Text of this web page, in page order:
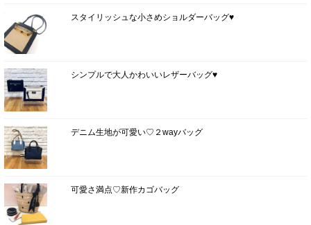
スタイリッシュな小さめショルダーバッグ♥
シンプルで大人かわいいレザーバッグ♥
デニム生地が可愛い♡２wayバッグ
可愛さ満点♡新作カゴバッグ